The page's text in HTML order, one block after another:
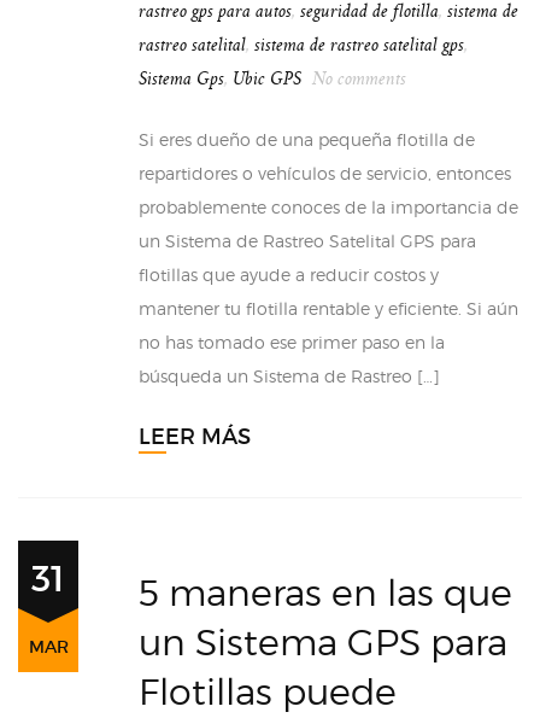
rastreo gps para autos, seguridad de flotilla, sistema de
rastreo satelital, sistema de rastreo satelital gps,
Sistema Gps, Ubic GPS No comments
Si eres dueño de una pequeña flotilla de
repartidores o vehículos de servicio, entonces
probablemente conoces de la importancia de
un Sistema de Rastreo Satelital GPS para
flotillas que ayude a reducir costos y
mantener tu flotilla rentable y eficiente. Si aún
no has tomado ese primer paso en la
búsqueda un Sistema de Rastreo […]
LEER MÁS
31
MAR
5 maneras en las que
un Sistema GPS para
Flotillas puede